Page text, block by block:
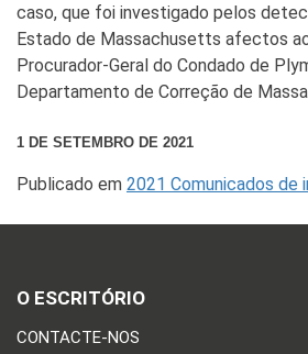
caso, que foi investigado pelos
Estado de Massachusetts afectos
Procurador-Geral do Condado de
Departamento de Correção de
1 DE SETEMBRO DE 2021
Publicado em 2021 Comunicados de
O ESCRITÓRIO
CONTACTE-NOS